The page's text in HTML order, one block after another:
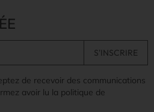
de recevoir des communications
avoir lu la politique de